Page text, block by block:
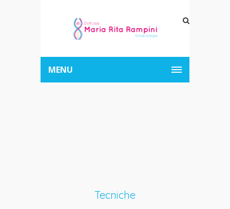
MENU
Tecniche